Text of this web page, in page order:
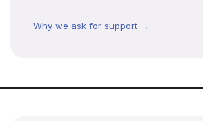
Why we ask for support →